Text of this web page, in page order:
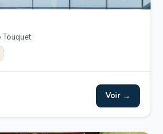
Touquet
Voir →